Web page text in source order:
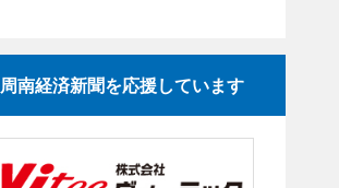
周南経済新聞を応援しています